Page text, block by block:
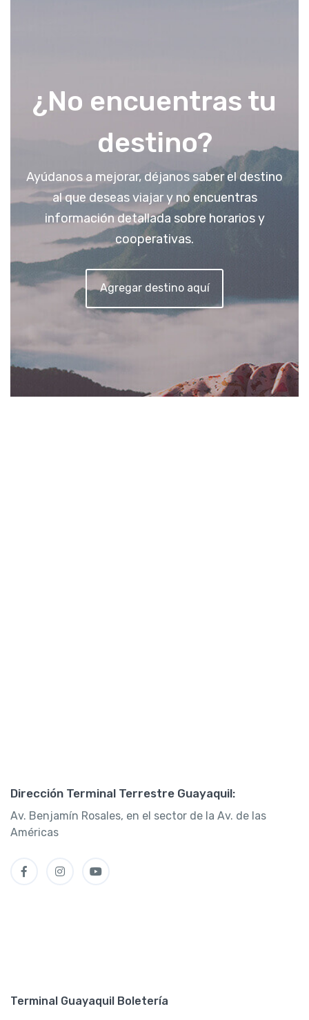
¿No encuentras tu
destino?
Ayúdanos a mejorar, déjanos saber el destino
al que deseas viajar y no encuentras
información detallada sobre horarios y
cooperativas.
Agregar destino aquí
Dirección Terminal Terrestre Guayaquil:
Av. Benjamín Rosales, en el sector de la Av. de las
Américas
Terminal Guayaquil Boletería